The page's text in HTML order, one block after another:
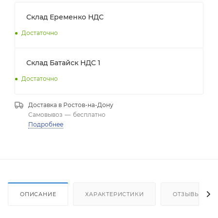
Склад Еременко НДС
Достаточно
Склад Батайск НДС 1
Достаточно
Доставка в Ростов-на-Дону
Самовывоз — бесплатно
Подробнее
ОПИСАНИЕ ХАРАКТЕРИСТИКИ ОТЗЫВЫ